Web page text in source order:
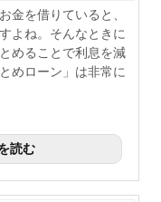
金を借りていると、
よね。そんなときに
めることで利息を減
めローン」は非常に
読む